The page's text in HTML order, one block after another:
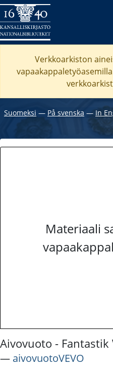
Verkkoarkiston
Suomeksi ― På svenska ― In
Materiaali
Aivovuoto - Fantastik
― aivovuotoVEVO